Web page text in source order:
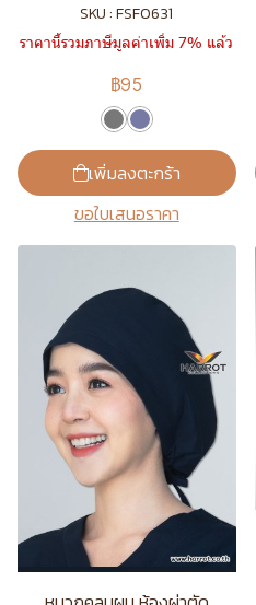
SKU : FSF0631
ราคานี้รวมภาษีมูลค่าเพิ่ม 7% แล้ว
฿95
เพิ่มลงตะกร้า
ขอใบเสนอราคา